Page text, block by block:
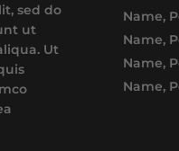
sed do
ut
Ut
Name,
Name,
Name,
Name,